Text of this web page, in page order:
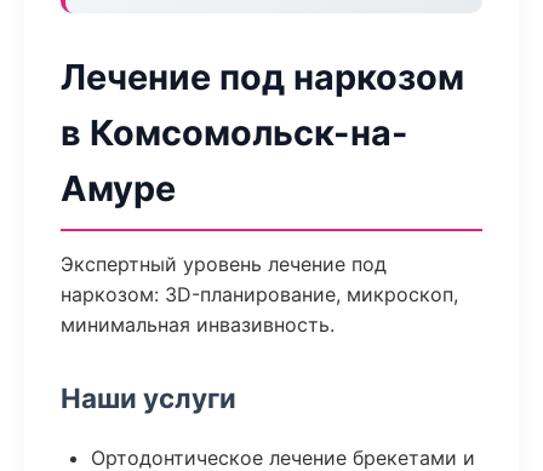
Лечение под наркозом
в Комсомольск-на-
Амуре
Экспертный уровень лечение под
наркозом: 3D-планирование, микроскоп,
минимальная инвазивность.
Наши услуги
Ортодонтическое лечение брекетами и